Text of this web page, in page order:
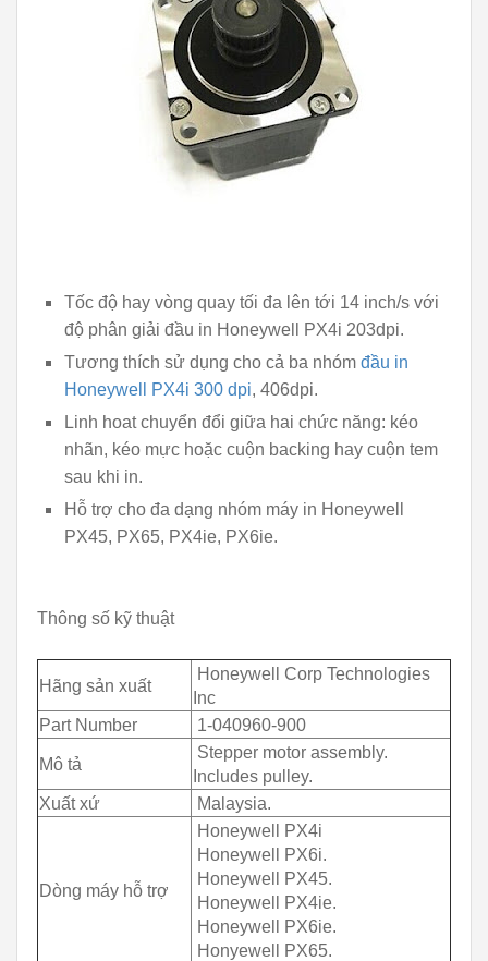
Tốc độ hay vòng quay tối đa lên tới 14 inch/s với
độ phân giải đầu in Honeywell PX4i 203dpi.
Tương thích sử dụng cho cả ba nhóm đầu in
Honeywell PX4i 300 dpi, 406dpi.
Linh hoat chuyển đổi giữa hai chức năng: kéo
nhãn, kéo mực hoặc cuộn backing hay cuộn tem
sau khi in.
Hỗ trợ cho đa dạng nhóm máy in Honeywell
PX45, PX65, PX4ie, PX6ie.
Thông số kỹ thuật
Hãng sản xuất
Honeywell Corp Technologies
Inc
Part Number
1-040960-900
Mô tả
Stepper motor assembly.
Includes pulley.
Xuất xứ
Malaysia.
Dòng máy hỗ trợ
Honeywell PX4i
Honeywell PX6i.
Honeywell PX45.
Honeywell PX4ie.
Honeywell PX6ie.
Honyewell PX65.